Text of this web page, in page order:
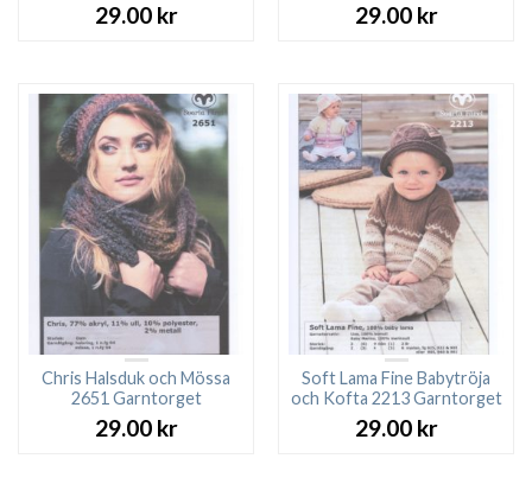
29.00 kr 29.00 kr
Chris Halsduk och Mössa
2651 Garntorget
29.00 kr
Soft Lama Fine Babytröja
och Kofta 2213 Garntorget
29.00 kr